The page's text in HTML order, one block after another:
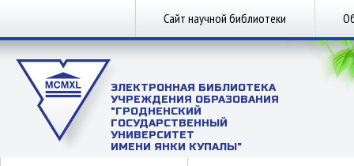
Сайт научной библиотеки
ЭЛЕКТРОННАЯ БИБЛИОТЕКА
УЧРЕЖДЕНИЯ ОБРАЗОВАНИЯ
"ГРОДНЕНСКИЙ
ГОСУДАРСТВЕННЫЙ
УНИВЕРСИТЕТ
ИМЕНИ ЯНКИ КУПАЛЫ"